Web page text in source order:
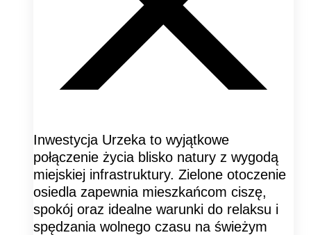
Inwestycja Urzeka to wyjątkowe
połączenie życia blisko natury z wygodą
miejskiej infrastruktury. Zielone otoczenie
osiedla zapewnia mieszkańcom ciszę,
spokój oraz idealne warunki do relaksu i
spędzania wolnego czasu na świeżym